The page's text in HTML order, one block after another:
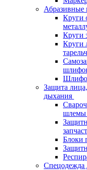
Абразивные
Круги
Круги
Круги
Защита
дыхания
шлемы
Блоки
Спецодежда